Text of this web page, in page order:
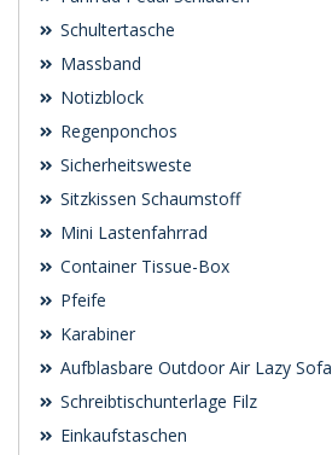
Schultertasche
Massband
Notizblock
Regenponchos
Sicherheitsweste
Sitzkissen Schaumstoff
Mini Lastenfahrrad
Container Tissue-Box
Pfeife
Karabiner
Aufblasbare Outdoor Air Lazy Sofa
Schreibtischunterlage Filz
Einkaufstaschen